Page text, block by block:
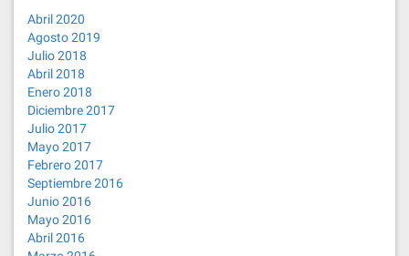
Abril 2020
Agosto 2019
Julio 2018
Abril 2018
Enero 2018
Diciembre 2017
Julio 2017
Mayo 2017
Febrero 2017
Septiembre 2016
Junio 2016
Mayo 2016
Abril 2016